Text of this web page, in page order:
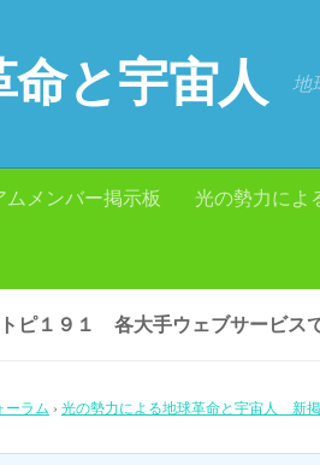
と宇宙人 地
ムメンバー掲示板 光の勢力に
ピ１９１ 各大手ウェブサービス
ーラム › 光の勢力による地球革命と宇宙人 新